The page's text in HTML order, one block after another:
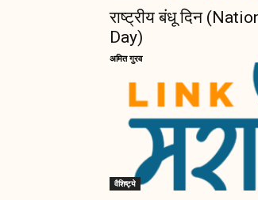
राष्ट्रीय बंधू दिन
Day)
अमित गुरव
वैशिष्ट्ये